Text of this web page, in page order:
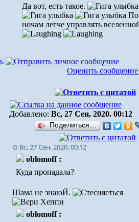
Да вот, есть такое.
По
ночам легче управлять
Оценить сообщение
Добавлено: Вс, 27 Сен, 2020. 00:12
Поделиться…
⊙ Вс, 27 Сен, 2020. 00:12
oblomoff :
Куда пропадала?
Шама не знаюЙ.
oblomoff :